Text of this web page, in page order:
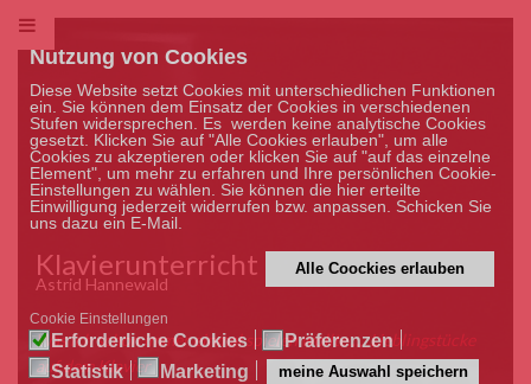
Nutzung von Cookies
Diese Website setzt Cookies mit unterschiedlichen Funktionen
ein. Sie können dem Einsatz der Cookies in verschiedenen
Stufen widersprechen. Es werden keine analytische Cookies
gesetzt. Klicken Sie auf "Alle Cookies erlauben", um alle
Cookies zu akzeptieren oder klicken Sie auf "auf das einzelne
Element", um mehr zu erfahren und Ihre persönlichen Cookie-
Einstellungen zu wählen. Sie können die hier erteilte
Einwilligung jederzeit widerrufen bzw. anpassen. Schicken Sie
uns dazu ein E-Mail.
Alle Coockies erlauben
Cookie Einstellungen
Erforderliche Cookies
Präferenzen
Statistik
Marketing meine Auswahl speichern
Klavierunterricht
Astrid Hannewald
Was ich schon immer einmal spielen wollte…, Lieblingstücke
auf dem Klavier